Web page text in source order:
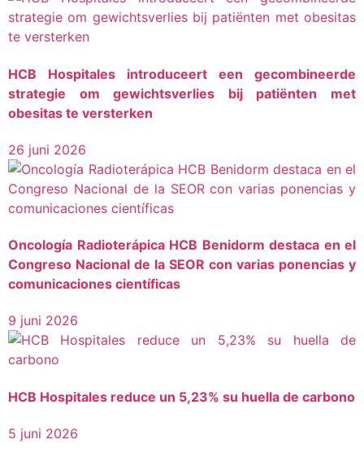
HCB Hospitales introduceert een gecombineerde
strategie om gewichtsverlies bij patiënten met
obesitas te versterken
26 juni 2026
Oncología Radioterápica HCB Benidorm destaca en el
Congreso Nacional de la SEOR con varias ponencias y
comunicaciones científicas
9 juni 2026
HCB Hospitales reduce un 5,23% su huella de carbono
5 juni 2026